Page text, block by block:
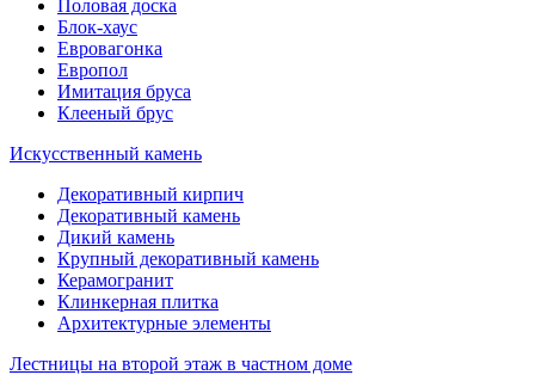
Половая доска
Блок-хаус
Евровагонка
Европол
Имитация бруса
Клееный брус
Искусственный камень
Декоративный кирпич
Декоративный камень
Дикий камень
Крупный декоративный камень
Керамогранит
Клинкерная плитка
Архитектурные элементы
Лестницы на второй этаж в частном доме